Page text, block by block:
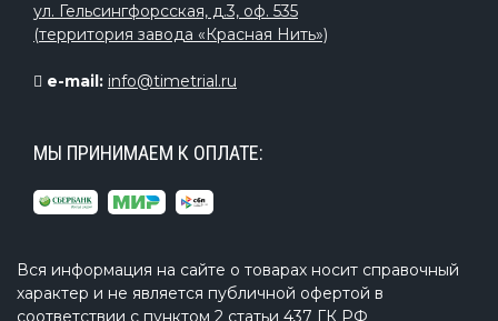
ул. Гельсингфорсская, д.3, оф. 535
(территория завода «Красная Нить»)
e-mail: info@timetrial.ru
МЫ ПРИНИМАЕМ К ОПЛАТЕ:
Вся информация на сайте о товарах носит справочный
характер и не является публичной офертой в
соответствии с пунктом 2 статьи 437 ГК РФ